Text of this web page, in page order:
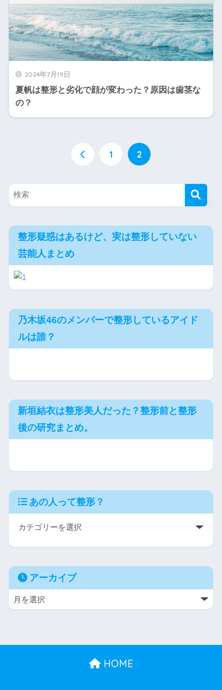
2024年7月19日
夏帆は整形と劣化で顔が変わった？原因は歯茎な
の？
1 2
整形疑惑はあるけど、実は整形していない
芸能人まとめ
乃木坂46のメンバーで整形しているアイド
ルは誰？
新垣結衣は整形美人だった？整形前と整形
後の研究まとめ。
あの人って整形？
アーカイブ
HOME